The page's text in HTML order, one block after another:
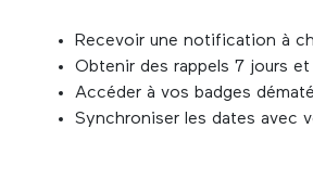
Recevoir une notification à
Obtenir des rappels 7 jours
Accéder à vos badges
Synchroniser les dates avec